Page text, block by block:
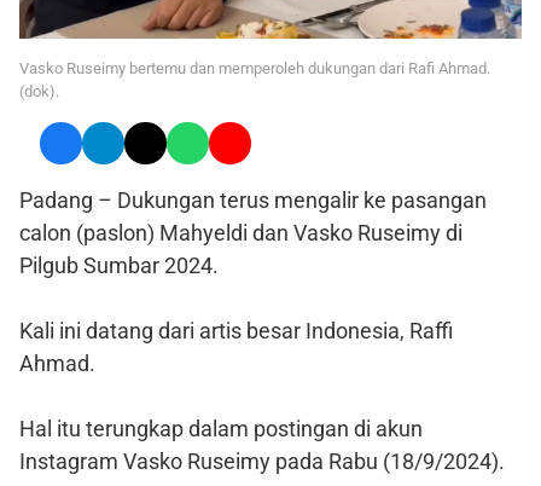
Vasko Ruseimy bertemu dan memperoleh dukungan dari Rafi Ahmad.
(dok).
Padang – Dukungan terus mengalir ke pasangan
calon (paslon) Mahyeldi dan Vasko Ruseimy di
Pilgub Sumbar 2024.
Kali ini datang dari artis besar Indonesia, Raffi
Ahmad.
Hal itu terungkap dalam postingan di akun
Instagram Vasko Ruseimy pada Rabu (18/9/2024).